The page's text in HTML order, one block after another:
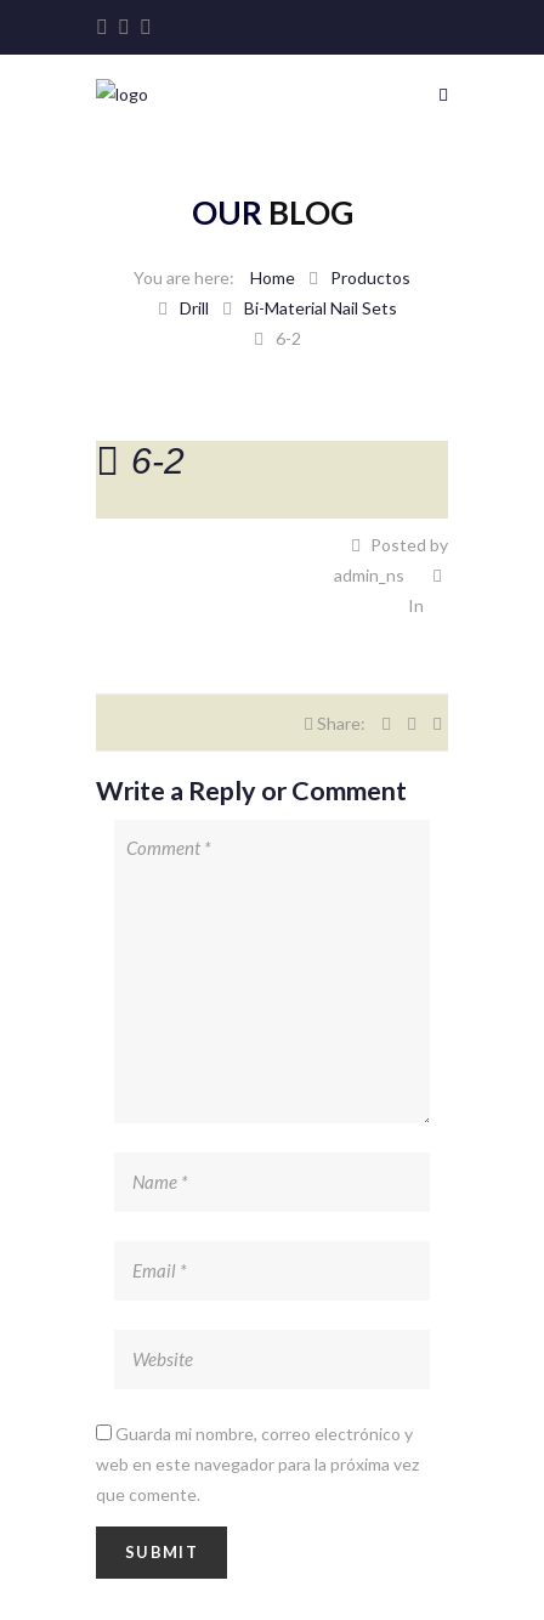
OUR BLOG
Home
Productos
Drill
Bi-Material Nail Sets
6-2
6-2
Posted by
admin_ns
In
Share:
Write a Reply or Comment
Guarda mi nombre, correo electrónico y
web en este navegador para la próxima vez
que comente.